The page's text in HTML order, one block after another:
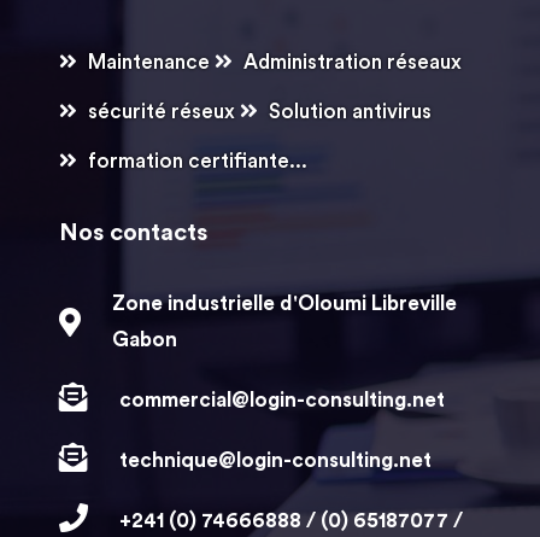
Maintenance Administration réseaux
sécurité réseux Solution antivirus
formation certifiante...
Nos contacts
Zone industrielle d'Oloumi Libreville
Gabon
commercial@login-consulting.net
technique@login-consulting.net
+241 (0) 74666888 / (0) 65187077 /